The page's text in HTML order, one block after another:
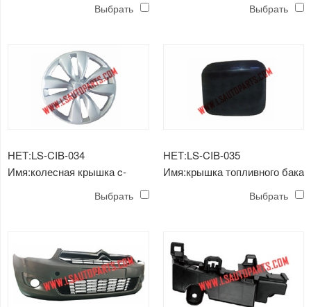
Выбрать Выбрать
НЕТ:LS-CIB-034
Имя:колесная крышка c-
Выбрать
НЕТ:LS-CIB-035
Имя:крышка топливного бака
Выбрать